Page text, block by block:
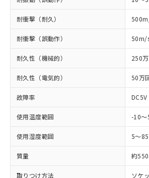
耐衝撃（耐久）
耐衝撃（誤動作） 50m/
耐久性（機械的） 250
耐久性（電気的） 50万
故障率
使用温度範囲 -10～
使用湿度範囲 5～
質量 約
取りつけ方法 ソケ
オムロン制御機器販売店や
在庫状況および標準価格結
事前の承諾なく第三者に漏
示しないようお願いします
マイパーツ機能（部品リ
ビス）をご利用いただく
メンバーズにご登録され
お客様が当ウェブサイト
登録された部品リストに
および当社の共同利用者
品・サービスに関するお客
※当社の共同利用者とは、
フタル酸エステル類の４物質については
図的な使用がないことを確認しています。
※2 対応予定月
部品在庫の切り替え状況などに
※3 非含有証明書ダウンロ
下記の非含有証明書をダウンロー
EU RoHS指令（10物質）の非
※2 環境保護使用期限
「ｅ」：有害物質（10物質）のす
準値以下であることを示します。
「10」：通常の使用状況下にお
及ぼさない年数を意味します。
「－」：未確認です。当社販売
武器並びにこれらの製造
当社は、貴社製品を第三
場合は、上記1、2および3
販売先および販売に係わる
法に輸出するおそれがある
り引きをいたしません。
いては、お客様のお
たはお客様担当のオム
機器販売店・当社販売
白
受注生産機種、また
情報を公開していない